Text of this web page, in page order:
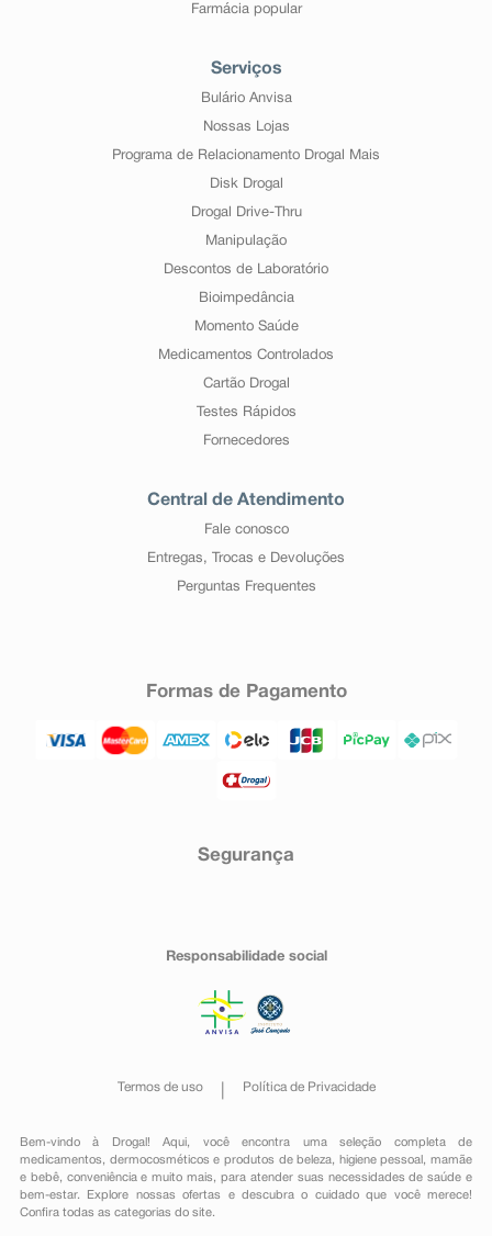
Farmácia popular
Serviços
Bulário Anvisa
Nossas Lojas
Programa de Relacionamento Drogal Mais
Disk Drogal
Drogal Drive-Thru
Manipulação
Descontos de Laboratório
Bioimpedância
Momento Saúde
Medicamentos Controlados
Cartão Drogal
Testes Rápidos
Fornecedores
Central de Atendimento
Fale conosco
Entregas, Trocas e Devoluções
Perguntas Frequentes
Formas de Pagamento
Segurança
Responsabilidade social
Termos de uso Política de Privacidade
Bem-vindo à Drogal! Aqui, você encontra uma seleção completa de
medicamentos , dermocosméticos e produtos de beleza, higiene pessoal ,mamãe
e bebê, conveniênciae muito mais, para atender suas necessidades de saúde e
bem-estar. Explore nossas ofertas e descubra o cuidado que você merece!
Confira todas as categorias do site.